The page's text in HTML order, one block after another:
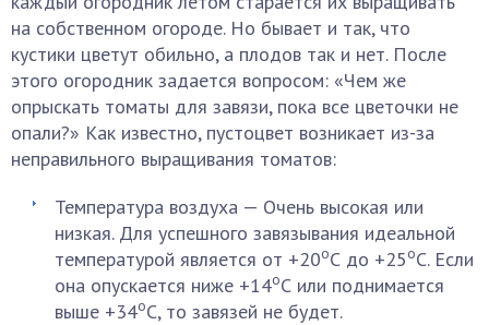
на собственном огороде. Но бывает и так, что
кустики цветут обильно, а плодов так и нет. После
этого огородник задается вопросом: «Чем же
опрыскать томаты для завязи, пока все цветочки не
опали?» Как известно, пустоцвет возникает из-за
неправильного выращивания томатов:
Температура воздуха — Очень высокая или
низкая. Для успешного завязывания идеальной
температурой является от +20оС до +25оС. Если
она опускается ниже +14оС или поднимается
выше +34оС, то завязей не будет.